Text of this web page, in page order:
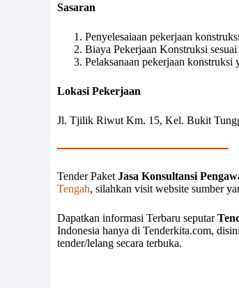
Sasaran
Penyelesaiaan pekerjaan
Biaya Pekerjaan Konstruksi
Pelaksanaan pekerjaan konstruksi
Lokasi Pekerjaan
Jl. Tjilik Riwut Km. 15, Kel. Bukit
Tender Paket Jasa Konsultansi
Tengah, silahkan visit website sumber
Dapatkan informasi Terbaru seputar
Indonesia hanya di Tenderkita.com,
tender/lelang secara terbuka.